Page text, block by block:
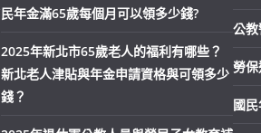
民年金滿65歲每個月可以領多少錢?
2025年新北市65歲老人的福利有哪些？
新北老人津貼與年金申請資格與可領多少
錢？
公
勞
國